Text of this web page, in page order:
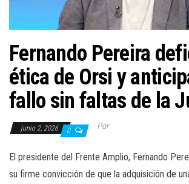
Fernando Pereira
ética de Orsi y
fallo sin faltas de la
junio 2, 2026 0 Por
El presidente del Frente Amplio, Fernando
su firme convicción de que la adquisición de